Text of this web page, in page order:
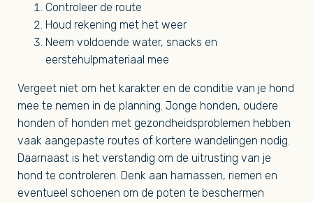
Controleer de route
Houd rekening met het weer
Neem voldoende water, snacks en
eerstehulpmateriaal mee
Vergeet niet om het karakter en de conditie van je hond
mee te nemen in de planning. Jonge honden, oudere
honden of honden met gezondheidsproblemen hebben
vaak aangepaste routes of kortere wandelingen nodig.
Daarnaast is het verstandig om de uitrusting van je
hond te controleren. Denk aan harnassen, riemen en
eventueel schoenen om de poten te beschermen